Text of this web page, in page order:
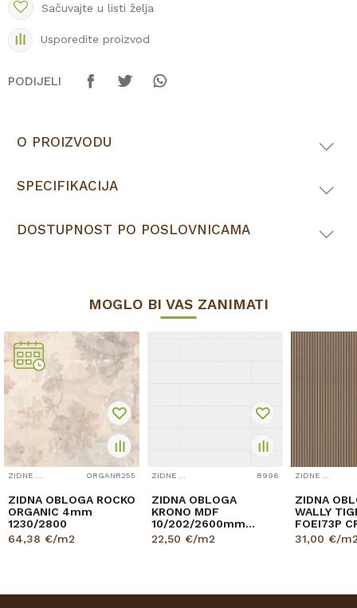
Sačuvajte u listi želja
Usporedite proizvod
PODIJELI
O PROIZVODU
SPECIFIKACIJA
DOSTUPNOST PO POSLOVNICAMA
MOGLO BI VAS ZANIMATI
ORGANR255
ZIDNA OBLOGA ROCKO
ORGANIC 4mm
1230/2800
64,38 €/m2
8996
ZIDNA OBLOGA
KRONO MDF
10/202/2600mm
p=3,151 9002 BIJELA
22,50 €/m2
ZIDNA
WALLY
FOEI73P
8/180/
31,00 €/